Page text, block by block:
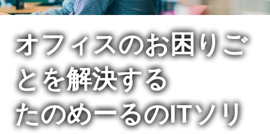
オフィスのお困りご
とを解決する
たのめーるのITソリ